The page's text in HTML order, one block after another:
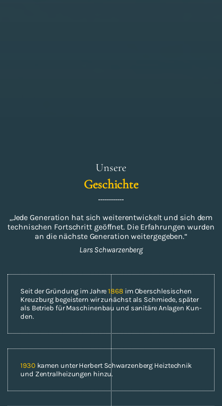
Un­se­re
Ge­schich­te
„Jede Ge­nera­ti­on hat sich wei­ter­ent­wi­ckelt und sich dem
tech­ni­schen Fort­schritt ge­öff­net. Die Er­fah­run­gen wur­den
an die nächs­te Ge­nera­ti­on wei­ter­ge­ge­ben.“
Lars Schwar­zen­berg
Seit der Grün­dung im Jahre1868 im Ober­schle­si­schen
Kreuz­burg be­geis­tern wir zu­nächst als Schmie­de, spä­ter
als Be­trieb für Ma­schi­nen­bau und sa­ni­tä­re An­la­gen Kun­
den.
1930 kamen unter Her­bert Schwar­zen­berg Heiz­tech­nik
und Zen­tral­hei­zun­gen hinzu.